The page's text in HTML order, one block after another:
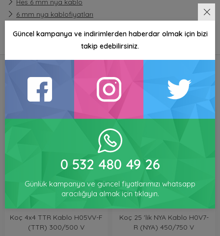
Güncel kampanya ve indirimlerden haberdar olmak için bizi
takip edebilirsiniz.
0 532 480 49 26
Günlük kampanya ve güncel fiyatlarımızı whatsapp
aracılığıyla almak için tıklayın.
Hes 6 mm nya kablo
6 mm nya kablofiyatları
Ucuz nya kablo
Bu Ürüne Bakanlar Bunları da İnceledi
Koç 4x4 TTR Kablo H05VV-F
(TTR) 300/500 V
Koç 25 'lik NYA Kablo H0V7-
R (NYA) 450/750 V